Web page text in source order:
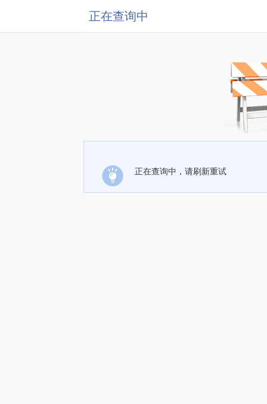
正在查询中
正在查询中，请刷新重试